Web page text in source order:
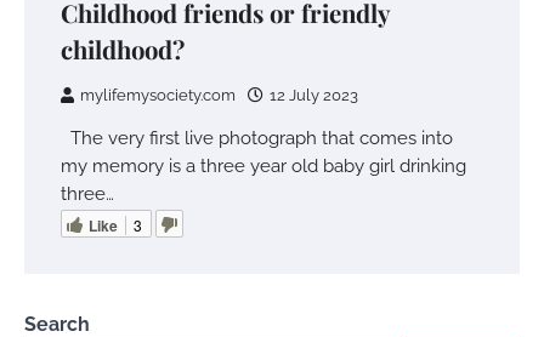
Childhood friends or friendly
childhood?
mylifemysociety.com 12 July 2023
The very first live photograph that comes into
my memory is a three year old baby girl drinking
three…
Like 3
Search